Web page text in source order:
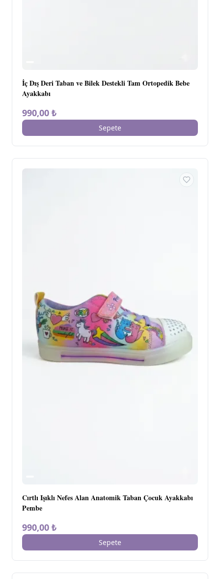
İç Dış Deri Taban ve Bilek Destekli Tam Ortopedik Bebe
Ayakkabı
990,00 ₺
Sepete
Cırtlı Işıklı Nefes Alan Anatomik Taban Çocuk Ayakkabı
Pembe
990,00 ₺
Sepete